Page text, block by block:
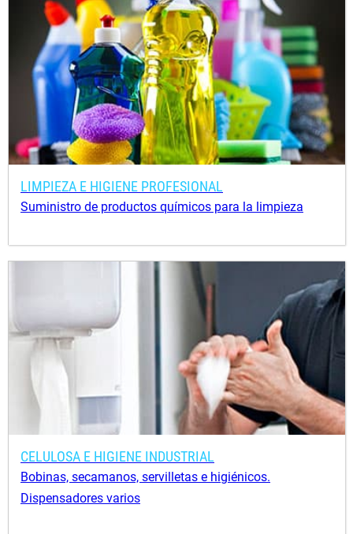
LIMPIEZA E HIGIENE PROFESIONAL
Suministro de productos químicos para la limpieza
CELULOSA E HIGIENE INDUSTRIAL
Bobinas, secamanos, servilletas e higiénicos.
Dispensadores varios